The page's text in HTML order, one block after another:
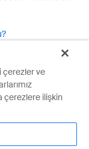
Google
geçerlidir.
çerezler ve
çerezlere ilişkin